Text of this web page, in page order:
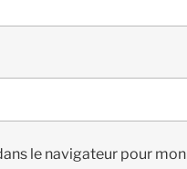
le navigateur pour mon